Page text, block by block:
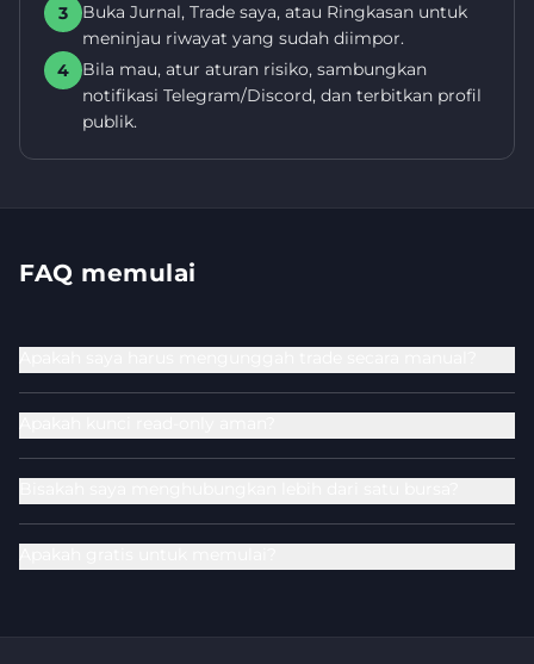
3
Buka Jurnal, Trade saya, atau Ringkasan untuk
meninjau riwayat yang sudah diimpor.
4
Bila mau, atur aturan risiko, sambungkan
notifikasi Telegram/Discord, dan terbitkan profil
publik.
FAQ memulai